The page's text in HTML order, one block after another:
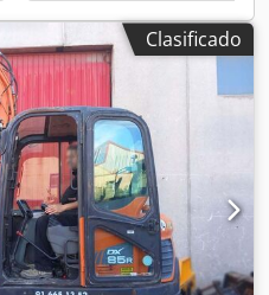
llave de 19 mm. mecánico
Clasificado